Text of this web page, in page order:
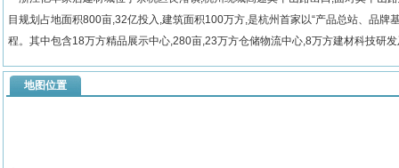
目规划占地面积800亩,32亿投入,建筑面积100万方,是杭州首家以“产品总站、品
程。其中包含18万方精品展示中心,280亩,23万方仓储物流中心,8万方建材科技研
地图位置